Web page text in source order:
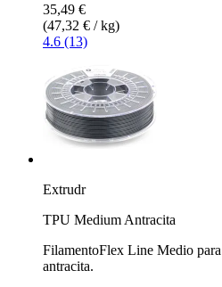
35,49 €
(47,32 € / kg)
4.6 (13)
Extrudr
TPU Medium Antracita
FilamentoFlex Line Medio
antracita.